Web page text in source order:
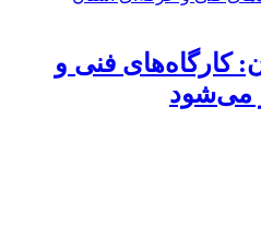
کارگاه‌های فنی و
می‌شود